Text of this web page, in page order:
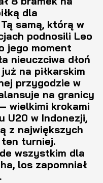
dla
samą, którą w
podnosili Leo
jego moment
nieuczciwa dłoń
na piłkarskim
przygodzie w
na granicy
wielkimi krokami
U20 w Indonezji,
z największych
ten turniej.
wszystkim dla
los zapomniał